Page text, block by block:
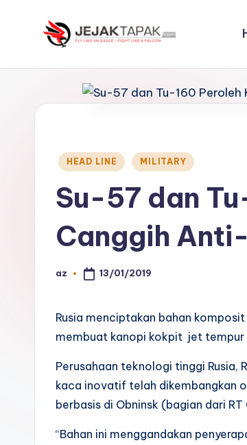
J
An
FightPosted
HEAD LINE MILITARY
Su-57 dan
Canggih
Posted
az 13/01/2019
Rusia menciptakan bahan
membuat kanopi kokpit jet tempur
Perusahaan teknologi tinggi Rusia,
kaca inovatif telah dikembangkan
berbasis di Obninsk (bagian dari
“Bahan ini menggandakan